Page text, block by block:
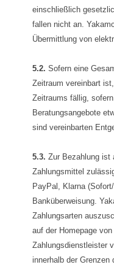
einschließlich
fallen nicht an.
Übermittlung von
5.2. Sofern eine
Zeitraum vereinbart
Zeitraums fällig,
Beratungsangebote
sind vereinbarten
5.3. Zur Bezahlung ist
Zahlungsmittel
PayPal, Klarna
Banküberweisung.
Zahlungsarten
auf der Homepage
Zahlungsdienstleister
innerhalb der Grenzen